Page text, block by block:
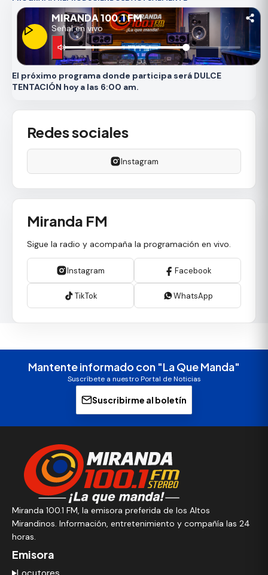
MIRANDA 100.1 FM
Señal en vivo
El próximo programa donde participa será DULCE
TENTACIÓN hoy a las 6:00 am.
Redes sociales
Instagram
Miranda FM
Sigue la radio y acompaña la programación en vivo.
Instagram Facebook
TikTok WhatsApp
Mantente informado con "La Que Manda"
Suscríbete a nuestro Portal de Noticias
Suscribirme al boletín
Miranda 100.1 FM, la emisora preferida de los Altos
Mirandinos. Información, entretenimiento y compañía las 24
horas.
Emisora